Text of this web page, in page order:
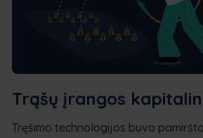
Trąšų įrangos
Tręšimo technologijos buvo